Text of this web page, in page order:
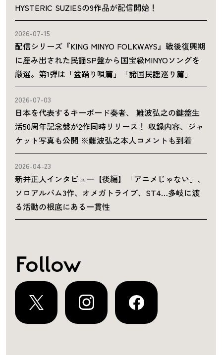
HYSTERIC SUZIESの9作品が配信開始！
2026-07-15
配信シリーズ『KING MINYO FOLKWAYS』戦後復興期
に産み出された民謡SP盤から国宝級MINYOソングを
厳選。第1弾は「盆踊り唄篇」「諸国民謡巡り篇」
2026-07-03
日本を代表するキーボード奏者、 難波弘之の鍵盤生
活50周年記念盤が2作同時リリース！ 収録内容、ジャ
ケット写真も公開 ※難波弘之本人コメントも到着
2026-04-23
新井正人インタビュー【後編】「アニメじゃない」、
ソロアルバム3作、オメガトライブ、ST4…多岐に渡
る活動の根底にある一貫性
Follow